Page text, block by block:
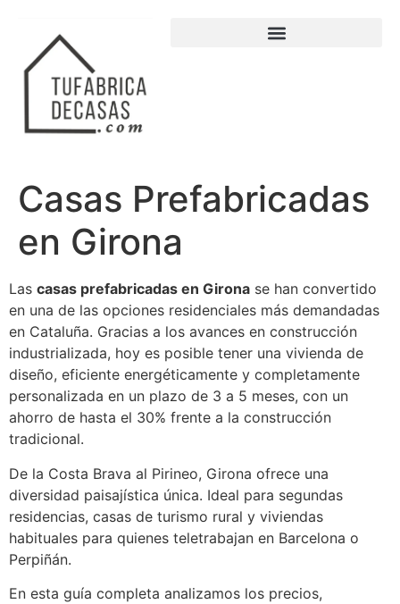
Casas Prefabricadas
en Girona
Las casas prefabricadas en Girona se han convertido
en una de las opciones residenciales más demandadas
en Cataluña. Gracias a los avances en construcción
industrializada, hoy es posible tener una vivienda de
diseño, eficiente energéticamente y completamente
personalizada en un plazo de 3 a 5 meses, con un
ahorro de hasta el 30% frente a la construcción
tradicional.
De la Costa Brava al Pirineo, Girona ofrece una
diversidad paisajística única. Ideal para segundas
residencias, casas de turismo rural y viviendas
habituales para quienes teletrabajan en Barcelona o
Perpiñán.
En esta guía completa analizamos los precios,